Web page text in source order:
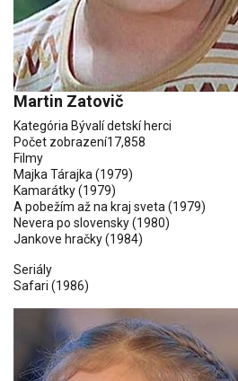
Martin Zatovič
Kategória Bývalí detskí herci
Počet zobrazení17,858
Filmy
Majka Tárajka (1979)
Kamarátky(1979)
A pobežím až na kraj sveta (1979)
Nevera po slovensky (1980)
Jankove hračky(1984)
Seriály
Safari (1986)